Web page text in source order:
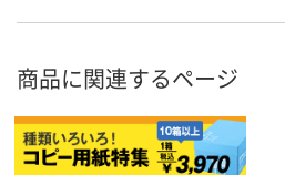
商品に関連するページ